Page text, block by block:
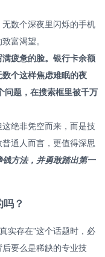
数个深夜里闪烁的手机
富渴望。
疲惫的脸。银行卡余额
个这样焦虑难眠的夜
问题，在搜索框里被千万
绝非凭空而来，而是技
通人而言，更值得深思
方法，并勇敢踏出第一
？
实存在”这个话题时，必
要么是稀缺的专业技